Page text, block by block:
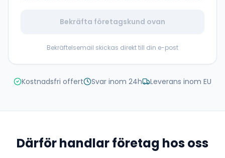
Bekräfta företagskund ovan
Bekräftelsemail skickas direkt till din e-post
Kostnadsfri offert Svar inom 24h Leverans inom EU
Därför handlar företag hos oss